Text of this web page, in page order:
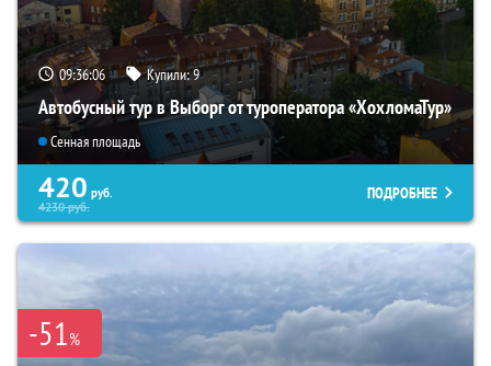
09:36:04 Купили:9
Автобусный тур в Выборг от туроператора «ХохломаТур»
Сенная площадь
420 руб.
4230руб.
ПОДРОБНЕЕ
-51%